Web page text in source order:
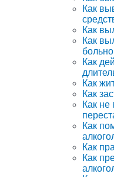
Как
Как
Как
Как
Как
Как
Как не
Как
Как
Как